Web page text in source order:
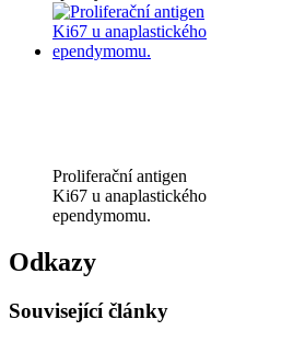
Proliferační antigen
Ki67 u anaplastického
ependymomu.
Odkazy
Související články